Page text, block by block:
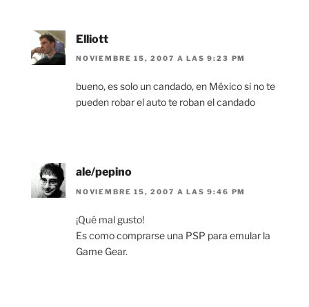
Elliott
NOVIEMBRE 15, 2007 A LAS 9:23 PM
bueno, es solo un candado, en México si no te
pueden robar el auto te roban el candado
ale/pepino
NOVIEMBRE 15, 2007 A LAS 9:46 PM
¡Qué mal gusto!
Es como comprarse una PSP para emular la
Game Gear.